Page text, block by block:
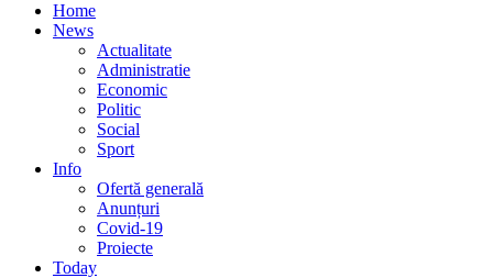
Home
News
Actualitate
Administratie
Economic
Politic
Social
Sport
Info
Ofertă generală
Anunțuri
Covid-19
Proiecte
Today